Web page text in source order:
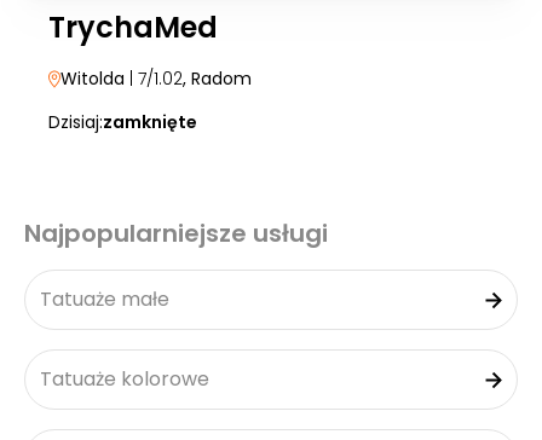
TrychaMed
Witolda | 7/1.02, Radom
Dzisiaj:zamknięte
Najpopularniejsze usługi
Tatuaże małe
Tatuaże kolorowe